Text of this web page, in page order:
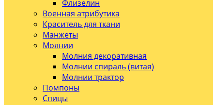
Флизелин
Военная атрибутика
Краситель для ткани
Манжеты
Молнии
Молния декоративная
Молнии спираль (витая)
Молнии трактор
Помпоны
Спицы